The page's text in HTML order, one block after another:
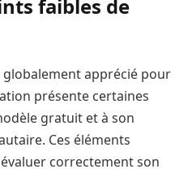
faibles de
globalement apprécié pour
présente certaines
gratuit et à son
Ces éléments
correctement son